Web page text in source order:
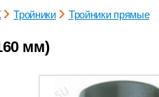
Тройники
Тройники прямые
мм)